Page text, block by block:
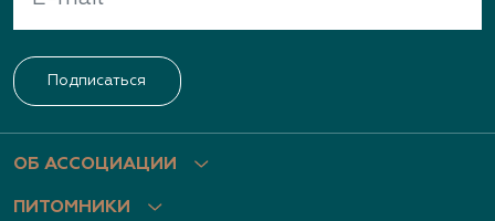
ОБ АССОЦИАЦИИ
ПИТОМНИКИ
Подписаться